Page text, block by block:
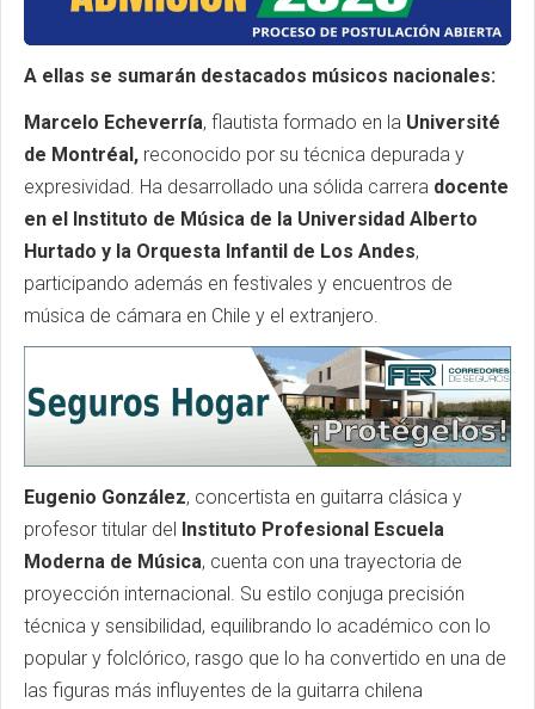
A ellas se sumarán destacados músicos nacionales:
Marcelo Echeverría, flautista formado en la Université
de Montréal, reconocido por su técnica depurada y
expresividad. Ha desarrollado una sólida carrera docente
en el Instituto de Música de la Universidad Alberto
Hurtado y la Orquesta Infantil de Los Andes,
participando además en festivales y encuentros de
música de cámara en Chile y el extranjero.
Eugenio González, concertista en guitarra clásica y
profesor titular del Instituto Profesional Escuela
Moderna de Música, cuenta con una trayectoria de
proyección internacional. Su estilo conjuga precisión
técnica y sensibilidad, equilibrando lo académico con lo
popular y folclórico, rasgo que lo ha convertido en una de
las figuras más influyentes de la guitarra chilena